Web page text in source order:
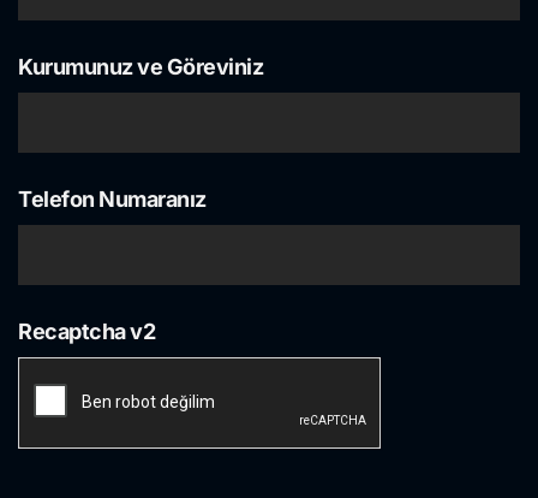
Kurumunuz ve Göreviniz
Telefon Numaranız
Recaptcha v2